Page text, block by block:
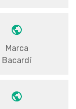
Marca
Bacardí